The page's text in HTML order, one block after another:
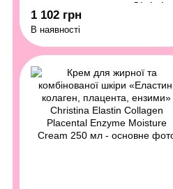
плацента, ензими» Christina
Elastin Collagen Placental
Enzyme Moisture Cream 60
мл
1 102 грн
В наявності